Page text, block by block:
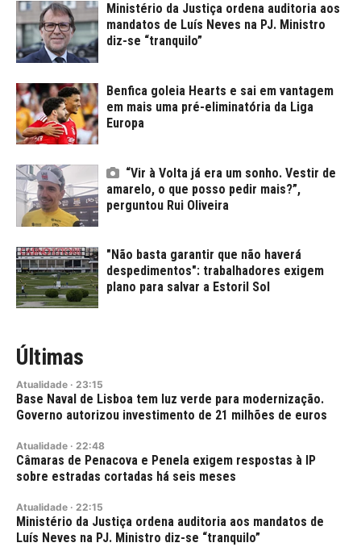
Ministério da Justiça ordena auditoria aos
mandatos de Luís Neves na PJ. Ministro
diz-se “tranquilo”
Benfica goleia Hearts e sai em vantagem
em mais uma pré-eliminatória da Liga
Europa
“Vir à Volta já era um sonho. Vestir de
amarelo, o que posso pedir mais?”,
perguntou Rui Oliveira
"Não basta garantir que não haverá
despedimentos": trabalhadores exigem
plano para salvar a Estoril Sol
Últimas
Atualidade · 23:15
Base Naval de Lisboa tem luz verde para modernização.
Governo autorizou investimento de 21 milhões de euros
Atualidade · 22:48
Câmaras de Penacova e Penela exigem respostas à IP
sobre estradas cortadas há seis meses
Atualidade · 22:15
Ministério da Justiça ordena auditoria aos mandatos de
Luís Neves na PJ. Ministro diz-se “tranquilo”